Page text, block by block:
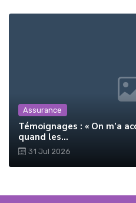
Assurance
Témoignages : « On m’a
quand les...
31 Jul 2026